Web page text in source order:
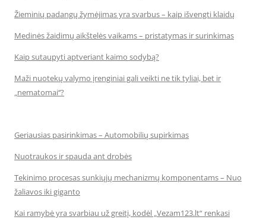
Žieminių padangų žymėjimas yra svarbus – kaip išvengti klaidų
Medinės žaidimų aikštelės vaikams – pristatymas ir surinkimas
Kaip sutaupyti aptveriant kaimo sodybą?
Maži nuotekų valymo įrenginiai gali veikti ne tik tyliai, bet ir
„nematomai‘‘?
Geriausias pasirinkimas – Automobilių supirkimas
Nuotraukos ir spauda ant drobės
Tekinimo procesas sunkiųjų mechanizmų komponentams – Nuo
žaliavos iki giganto
Kai ramybė yra svarbiau už greitį, kodėl „Vezam123.lt“ renkasi